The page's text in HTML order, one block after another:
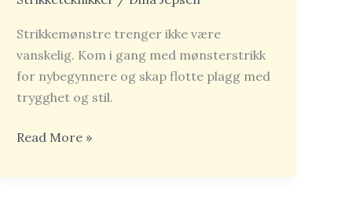
Strikkemønstre trenger ikke være
vanskelig. Kom i gang med mønsterstrikk
for nybegynnere og skap flotte plagg med
trygghet og stil.
Read More »